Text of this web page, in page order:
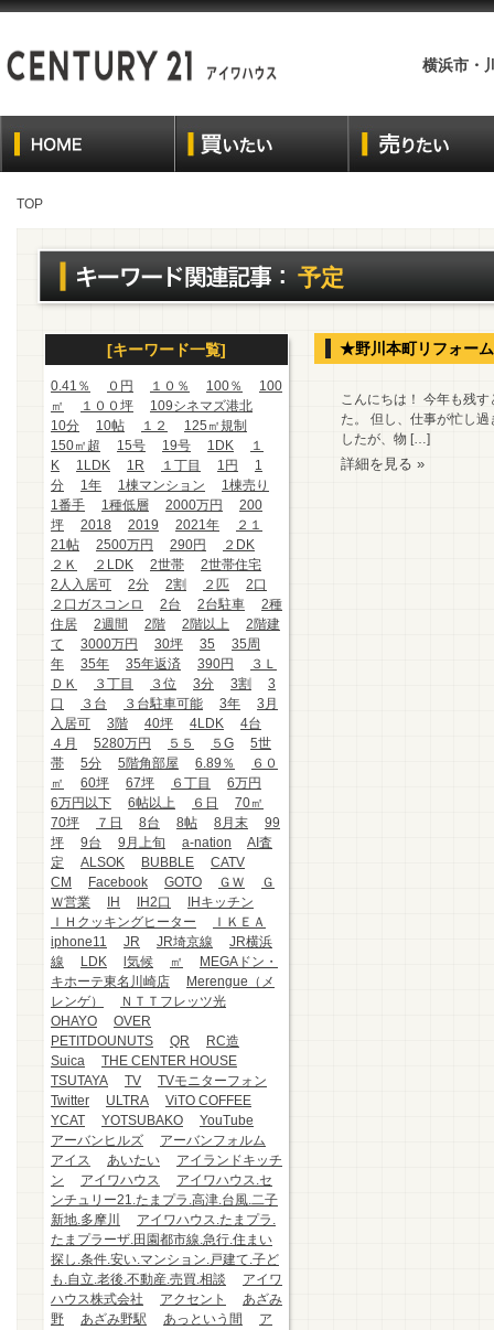
横浜市・
TOP
予定
[キーワード一覧]
0.41％ ０円 １０％ 100％
100
㎡
１００坪
109シネマズ港北
10分
10帖 １２
125㎡規制
150㎡超
15号 19号 1DK
１
K
1LDK 1R １丁目 1円
1
分
1年 1棟マンション
1棟売り
1番手
1種低層 2000万円
200
坪
2018 2019 2021年
２１
21帖
2500万円 290円
２DK
２Ｋ
２LDK 2世帯
2世帯住宅
2人入居可
2分 2割 ２匹
2口
２口ガスコンロ
2台 2台駐車
2種
住居
2週間 2階 2階以上
2階建
て
3000万円 30坪 35
35周
年
35年 35年返済 390円
３Ｌ
ＤＫ
３丁目 ３位 3分 3割
3
口
３台 ３台駐車可能 3年
3月
入居可
3階 40坪 4LDK
4台
４月
5280万円 ５５ ５G
5世
帯
5分 5階角部屋 6.89％
６０
㎡
60坪 67坪 ６丁目
6万円
6万円以下
6帖以上 ６日
70㎡
70坪
７日 8台 8帖 8月末
99
坪
9台 9月上旬 a-nation
AI査
定
ALSOK BUBBLE
CATV
CM
Facebook GOTO ＧＷ
Ｇ
Ｗ営業
IH IH2口
IHキッチン
ＩＨクッキングヒーター
ＩＫＥＡ
iphone11
JR JR埼京線
JR横浜
線
LDK l気候 ㎡
MEGAドン・
キホーテ東名川崎店
Merengue（メ
レンゲ）
ＮＴＴフレッツ光
OHAYO
OVER
PETITDOUNUTS
QR
RC造
Suica
THE CENTER HOUSE
TSUTAYA
TV
TVモニターフォン
Twitter
ULTRA
ViTO COFFEE
YCAT
YOTSUBAKO
YouTube
アーバンヒルズ
アーバンフォルム
アイス
あいたい
アイランドキッチ
ン
アイワハウス
アイワハウス.セ
ンチュリー21.たまプラ.高津.台風.二子
新地.多摩川
アイワハウス.たまプラ.
たまプラーザ.田園都市線.急行.住まい
探し.条件.安い.マンション.戸建て.子ど
も.自立.老後.不動産.売買.相談
アイワ
ハウス株式会社
アクセント
あざみ
野
あざみ野駅 あっという間
ア
★野川本町リフォー
こんにちは！ 今年も残
た。 但し、仕事が忙し
したが、物 […]
詳細を見る »